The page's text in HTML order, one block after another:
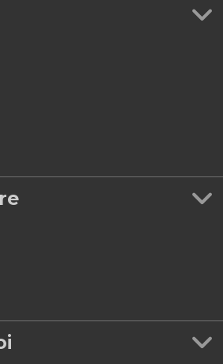
e dei castelli inglesi
Edimburgo, City
Edimburgo Big Bus
locali di Edimburgo
Ness e alle Highlands